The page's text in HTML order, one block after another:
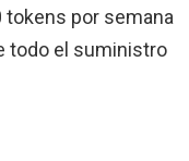
tokens por semana
todo el suministro